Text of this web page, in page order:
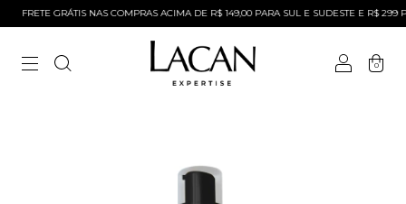
FRETE GRÁTIS NAS COMPRAS ACIMA DE R$ 149,00 PARA SUL E SUDESTE E R$ 299
0